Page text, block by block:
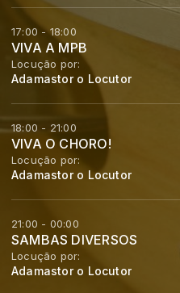
17:00 - 18:00
VIVA A MPB
Locução por:
Adamastor o Locutor
18:00 - 21:00
VIVA O CHORO!
Locução por:
Adamastor o Locutor
21:00 - 00:00
SAMBAS DIVERSOS
Locução por:
Adamastor o Locutor